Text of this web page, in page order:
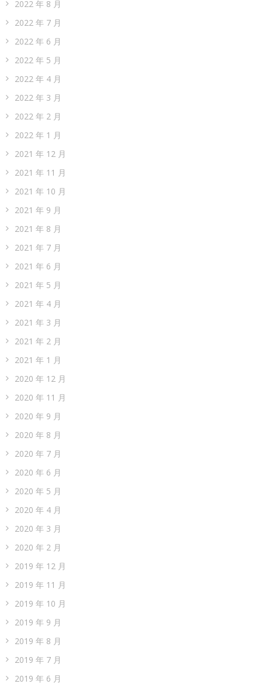
2022 年 8 月
2022 年 7 月
2022 年 6 月
2022 年 5 月
2022 年 4 月
2022 年 3 月
2022 年 2 月
2022 年 1 月
2021 年 12 月
2021 年 11 月
2021 年 10 月
2021 年 9 月
2021 年 8 月
2021 年 7 月
2021 年 6 月
2021 年 5 月
2021 年 4 月
2021 年 3 月
2021 年 2 月
2021 年 1 月
2020 年 12 月
2020 年 11 月
2020 年 9 月
2020 年 8 月
2020 年 7 月
2020 年 6 月
2020 年 5 月
2020 年 4 月
2020 年 3 月
2020 年 2 月
2019 年 12 月
2019 年 11 月
2019 年 10 月
2019 年 9 月
2019 年 8 月
2019 年 7 月
2019 年 6 月